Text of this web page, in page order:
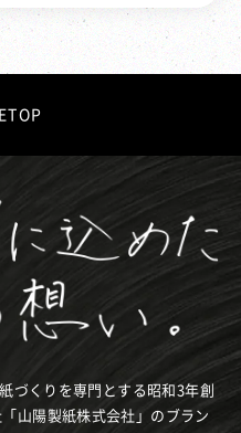
づくりを専門とする昭和3年創
山陽製紙株式会社」のブラン